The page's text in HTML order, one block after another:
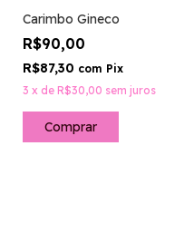
Carimbo Gineco
R$90,00
R$87,30 com Pix
3 x de R$30,00 sem juros